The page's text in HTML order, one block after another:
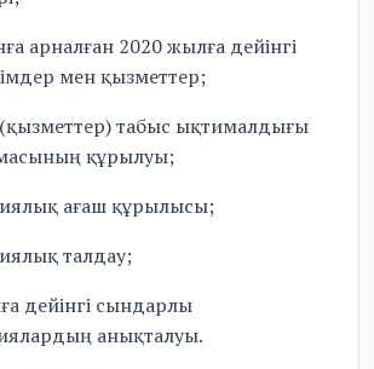
арналған 2020 жылға дейінгі
мен қызметтер;
табыс ықтималдығы
құрылуы;
ағаш құрылысы;
талдау;
дейінгі сындарлы
анықталуы.